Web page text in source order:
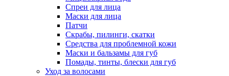
Спреи для лица
Маски для лица
Патчи
Скрабы, пилинги, скатки
Средства для проблемной кожи
Маски и бальзамы для губ
Помады, тинты, блески для губ
Уход за волосами